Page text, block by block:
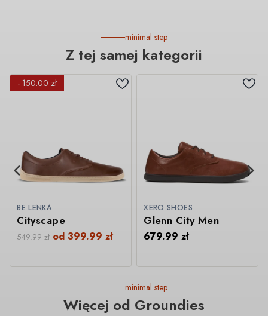
minimal step
Z tej samej kategorii
- 150.00 zł
BE LENKA
Cityscape
549.99zł od399.99zł
XERO SHOES
Glenn City Men
679.99zł
minimal step
Więcej od Groundies